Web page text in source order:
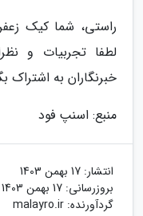
راستی، شما کیک
لطفا تجربیات و
خبرنگاران به اشتراک
منبع: اسنپ فود
انتشار: 17 بهمن 1403
بروزرسانی: 17 بهمن 1403
گردآورنده: malayro.ir